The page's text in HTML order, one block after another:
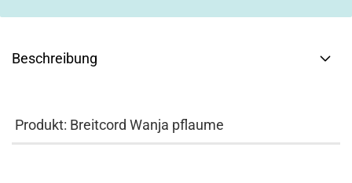
Beschreibung
Produkt: Breitcord Wanja pflaume